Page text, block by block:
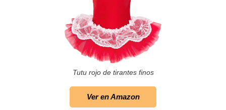
Tutu rojo de tirantes finos
Ver en Amazon